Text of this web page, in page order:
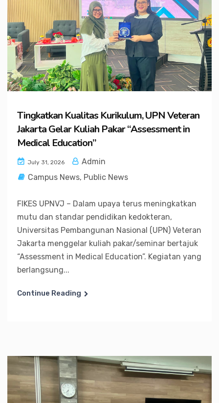
Tingkatkan Kualitas Kurikulum, UPN Veteran
Jakarta Gelar Kuliah Pakar “Assessment in
Medical Education”
July 31, 2026
Admin
Campus News, Public News
FIKES UPNVJ – Dalam upaya terus meningkatkan
mutu dan standar pendidikan kedokteran,
Universitas Pembangunan Nasional (UPN) Veteran
Jakarta menggelar kuliah pakar/seminar bertajuk
“Assessment in Medical Education”. Kegiatan yang
berlangsung...
Continue Reading